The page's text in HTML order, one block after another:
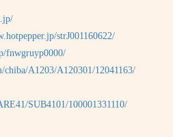
strJ001160622/
fnwgruyp0000/
chiba/A1203/A120301/12041163/
SUB4101/100001331110/